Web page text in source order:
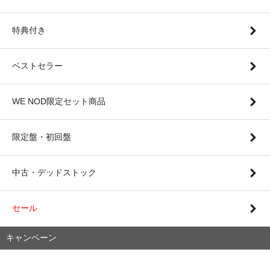
特典付き
ベストセラー
WE NOD限定セット商品
限定盤・初回盤
中古・デッドストック
セール
キャンペーン